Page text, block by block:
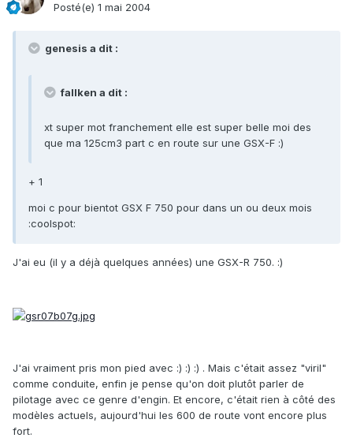
Posté(e) 1 mai 2004
genesis a dit :
fallken a dit :
xt super mot franchement elle est super belle moi des
que ma 125cm3 part c en route sur une GSX-F :)
+ 1
moi c pour bientot GSX F 750 pour dans un ou deux mois
:coolspot:
J'ai eu (il y a déjà quelques années) une GSX-R 750. :)
J'ai vraiment pris mon pied avec :) :) :) . Mais c'était assez "viril"
comme conduite, enfin je pense qu'on doit plutôt parler de
pilotage avec ce genre d'engin. Et encore, c'était rien à côté des
modèles actuels, aujourd'hui les 600 de route vont encore plus
fort.